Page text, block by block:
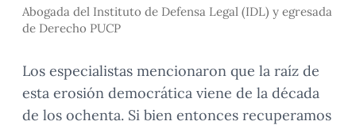
Abogada del Instituto de Defensa Legal (IDL) y egresada
de Derecho PUCP
Los especialistas mencionaron que la raíz de
esta erosión democrática viene de la década
de los ochenta. Si bien entonces recuperamos